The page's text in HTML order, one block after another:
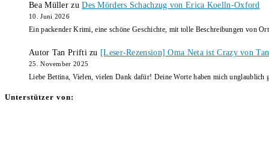
Bea Müller zuDes Mörders Schachzug von Erica Koelln-Oxford
10. Juni 2026
Ein packender Krimi, eine schöne Geschichte, mit tolle Beschreibungen von
Autor Tan Prifti zu [Leser-Rezension] Oma Neta ist Crazy von
25. November 2025
Liebe Bettina, Vielen, vielen Dank dafür! Deine Worte haben mich unglaublich
Unterstützer von: